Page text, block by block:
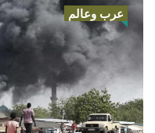
عرب وعالم